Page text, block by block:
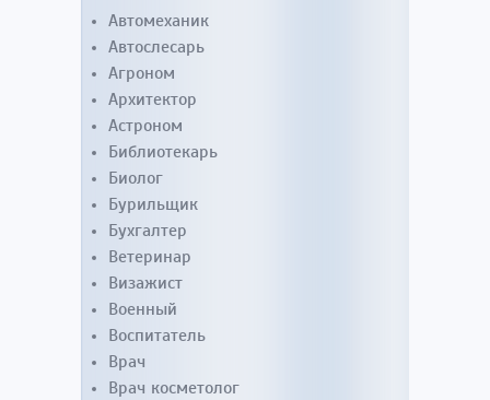
Автомеханик
Автослесарь
Агроном
Архитектор
Астроном
Библиотекарь
Биолог
Бурильщик
Бухгалтер
Ветеринар
Визажист
Военный
Воспитатель
Врач
Врач косметолог